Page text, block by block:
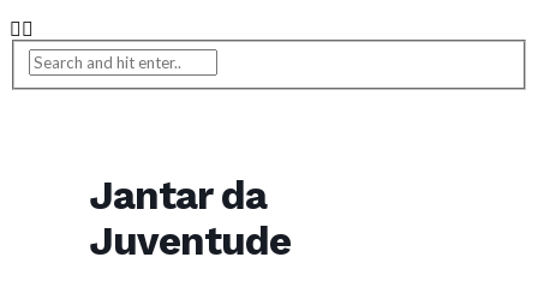
Jantar da
Juventude